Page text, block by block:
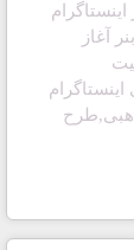
آغاز